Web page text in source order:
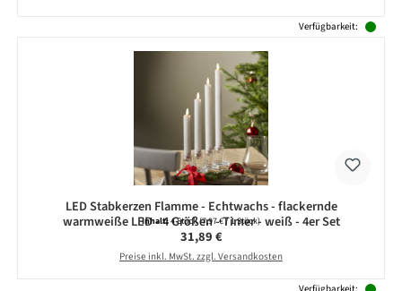
Verfügbarkeit:
LED Stabkerzen Flamme - Echtwachs - flackernde
warmweiße LED - 4 Größen - Timer - weiß - 4er Set
Inhalt:4 Stück(7,97 € / 1 Stück)
Regulärer Preis:
31,89 €
Preise inkl. MwSt. zzgl. Versandkosten